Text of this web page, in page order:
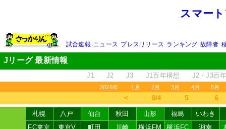
スマー
試合速報 ニュース プレスリリース ランキング 故障者
Jリーグ 最新情報
J1 J2 J3 J1百年構想 J2・J3百
2026年 1月 2月 3月 4月 5月
＜ 8/4 5 6
札幌 八戸 仙台 秋田 山形 福島
いわき
FC東京
東京V 町田 川崎 横浜FM 横浜FC 湘南